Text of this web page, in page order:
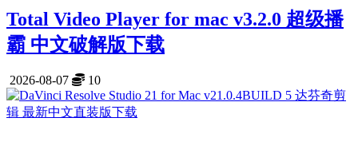
Total Video Player for mac v3.2.0 超级播
霸 中文破解版下载
2026-08-07 10